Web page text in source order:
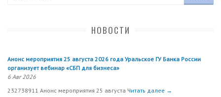
НОВОСТИ
Анонс мероприятия 25 августа 2026 года Уральское ГУ Банка России
организует вебинар «СБП для бизнеса»
6 Авг 2026
232738911 Анонс мероприятия 25 августа Читать далее →